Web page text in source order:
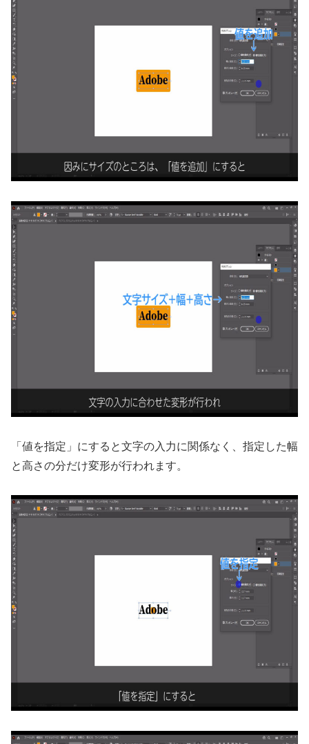
「値を指定」にすると文字の入力に関係なく、指定した幅
と高さの分だけ変形が行われます。